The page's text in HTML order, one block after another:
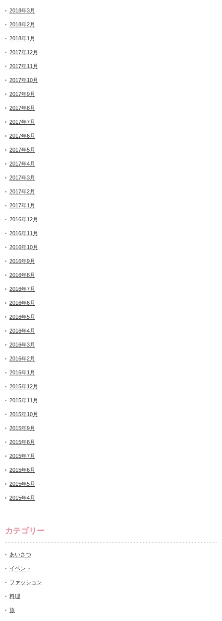
2018年3月
2018年2月
2018年1月
2017年12月
2017年11月
2017年10月
2017年9月
2017年8月
2017年7月
2017年6月
2017年5月
2017年4月
2017年3月
2017年2月
2017年1月
2016年12月
2016年11月
2016年10月
2016年9月
2016年8月
2016年7月
2016年6月
2016年5月
2016年4月
2016年3月
2016年2月
2016年1月
2015年12月
2015年11月
2015年10月
2015年9月
2015年8月
2015年7月
2015年6月
2015年5月
2015年4月
カテゴリー
あいさつ
イベント
ファッション
料理
旅